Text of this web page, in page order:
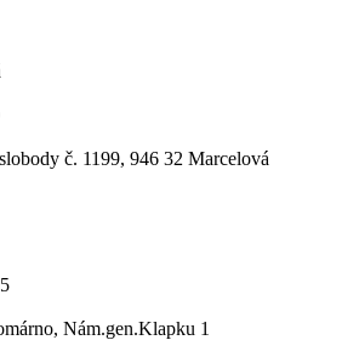
č. 1199, 946 32 Marcelová
Nám.gen.Klapku 1